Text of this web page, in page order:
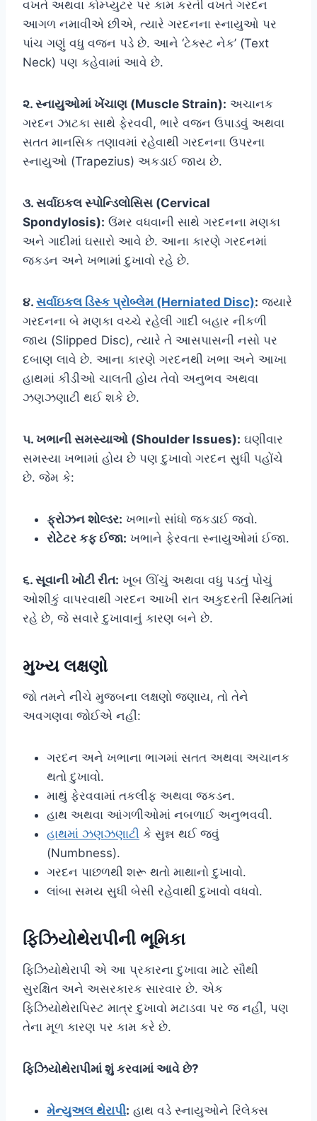
વખતે અથવા કોમ્પ્યુટર પર કામ કરતી વખતે ગરદન
આગળ નમાવીએ છીએ, ત્યારે ગરદનના સ્નાયુઓ પર
પાંચ ગણું વધુ વજન પડે છે. આને ‘ટેક્સ્ટ નેક’ (Text
Neck) પણ કહેવામાં આવે છે.
૨. સ્નાયુઓમાં ખેંચાણ (Muscle Strain): અચાનક
ગરદન ઝાટકા સાથે ફેરવવી, ભારે વજન ઉપાડવું અથવા
સતત માનસિક તણાવમાં રહેવાથી ગરદનના ઉપરના
સ્નાયુઓ (Trapezius) અકડાઈ જાય છે.
૩. સર્વાઇકલ સ્પોન્ડિલોસિસ (Cervical
Spondylosis): ઉંમર વધવાની સાથે ગરદનના મણકા
અને ગાદીમાં ઘસારો આવે છે. આના કારણે ગરદનમાં
જકડન અને ખભામાં દુખાવો રહે છે.
૪. સર્વાઇકલ ડિસ્ક પ્રોબ્લેમ (Herniated Disc): જ્યારે
ગરદનના બે મણકા વચ્ચે રહેલી ગાદી બહાર નીકળી
જાય (Slipped Disc), ત્યારે તે આસપાસની નસો પર
દબાણ લાવે છે. આના કારણે ગરદનથી ખભા અને આખા
હાથમાં કીડીઓ ચાલતી હોય તેવો અનુભવ અથવા
ઝણઝણાટી થઈ શકે છે.
૫. ખભાની સમસ્યાઓ (Shoulder Issues): ઘણીવાર
સમસ્યા ખભામાં હોય છે પણ દુખાવો ગરદન સુધી પહોંચે
છે. જેમ કે:
ફ્રોઝન શોલ્ડર: ખભાનો સાંધો જકડાઈ જવો.
રોટેટર કફ ઈજા: ખભાને ફેરવતા સ્નાયુઓમાં ઈજા.
૬. સૂવાની ખોટી રીત: ખૂબ ઊંચું અથવા વધુ પડતું પોચું
ઓશીકું વાપરવાથી ગરદન આખી રાત અકુદરતી સ્થિતિમાં
રહે છે, જે સવારે દુખાવાનું કારણ બને છે.
મુખ્ય લક્ષણો
જો તમને નીચે મુજબના લક્ષણો જણાય, તો તેને
અવગણવા જોઈએ નહીં:
ગરદન અને ખભાના ભાગમાં સતત અથવા અચાનક
થતો દુખાવો.
માથું ફેરવવામાં તકલીફ અથવા જકડન.
હાથ અથવા આંગળીઓમાં નબળાઈ અનુભવવી.
હાથમાં ઝણઝણાટી કે સુન્ન થઈ જવું
(Numbness).
ગરદન પાછળથી શરૂ થતો માથાનો દુખાવો.
લાંબા સમય સુધી બેસી રહેવાથી દુખાવો વધવો.
ફિઝિયોથેરાપીની ભૂમિકા
ફિઝિયોથેરાપી એ આ પ્રકારના દુખાવા માટે સૌથી
સુરક્ષિત અને અસરકારક સારવાર છે. એક
ફિઝિયોથેરાપિસ્ટ માત્ર દુખાવો મટાડવા પર જ નહીં, પણ
તેના મૂળ કારણ પર કામ કરે છે.
ફિઝિયોથેરાપીમાં શું કરવામાં આવે છે?
મેન્યુઅલ થેરાપી: હાથ વડે સ્નાયુઓને રિલેક્સ